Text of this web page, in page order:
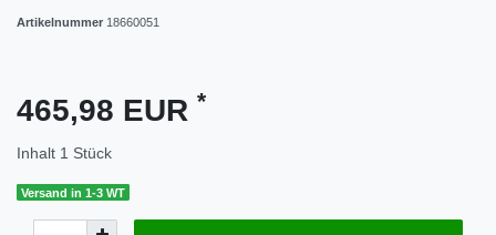
Artikelnummer 18660051
465,98 EUR *
Inhalt 1 Stück
Versand in 1-3 WT